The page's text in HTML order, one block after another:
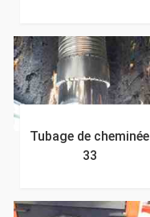
Tubage de cheminée
33